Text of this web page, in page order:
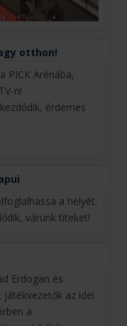
otthon!
PICK Arénába,
n!
érdemes
a helyét.
várunk titeket!
Erdogan és
játékvezetők az idei
a